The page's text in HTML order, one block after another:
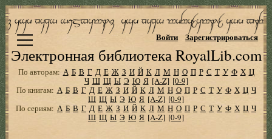
Электронная библиотека RoyalLib.com
Войти Зарегистрироваться
По авторам: А Б В Г Д Е Ж З И Й К Л М Н О П Р С Т У Ф Х Ц
Ч Ш Щ Ы Э Ю Я [A-Z] [0-9]
По книгам: А Б В Г Д Е Ж З И Й К Л М Н О П Р С Т У Ф Х Ц Ч
Ш Щ Ы Э Ю Я [A-Z] [0-9]
По сериям: А Б В Г Д Е Ж З И Й К Л М Н О П Р С Т У Ф Х Ц Ч
Ш Щ Ы Э Ю Я [A-Z] [0-9]